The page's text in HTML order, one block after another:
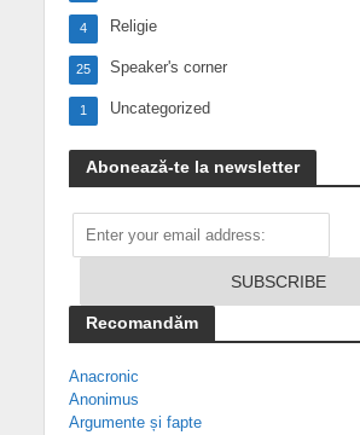
Religie
4
Speaker's corner
25
Uncategorized
1
Abonează-te la newsletter
Recomandăm
Anacronic
Anonimus
Argumente și fapte